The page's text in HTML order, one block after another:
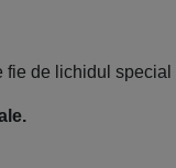
fie de lichidul special